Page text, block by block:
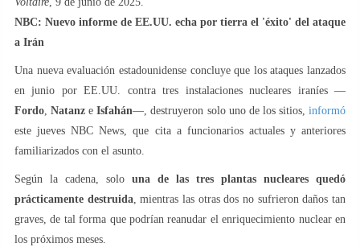
NBC: Nuevo informe de EE.UU. echa por tierra el 'éxito' del ataque
a Irán
Una nueva evaluación estadounidense concluye que los ataques lanzados
en junio por EE.UU. contra tres instalaciones nucleares iraníes —
Fordo, Natanze Isfahán—, destruyeron solo uno de los sitios,informó
este jueves NBC News, que cita a funcionarios actuales y anteriores
familiarizados con el asunto.
Según la cadena, solo una de las tres plantas nucleares quedó
prácticamente destruida, mientras las otras dos no sufrieron daños tan
graves, de tal forma que podrían reanudar el enriquecimiento nuclear en
los próximos meses.